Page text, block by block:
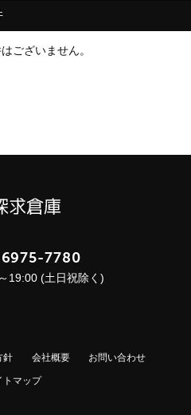
ございません。
7780
19:00 (土日祝除く)
針 会社概要 お問い合わせ
トマップ